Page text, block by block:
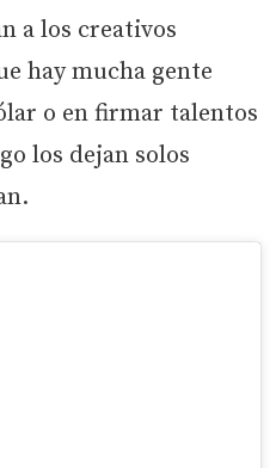
a los creativos
hay mucha gente
o en firmar talentos
los dejan solos